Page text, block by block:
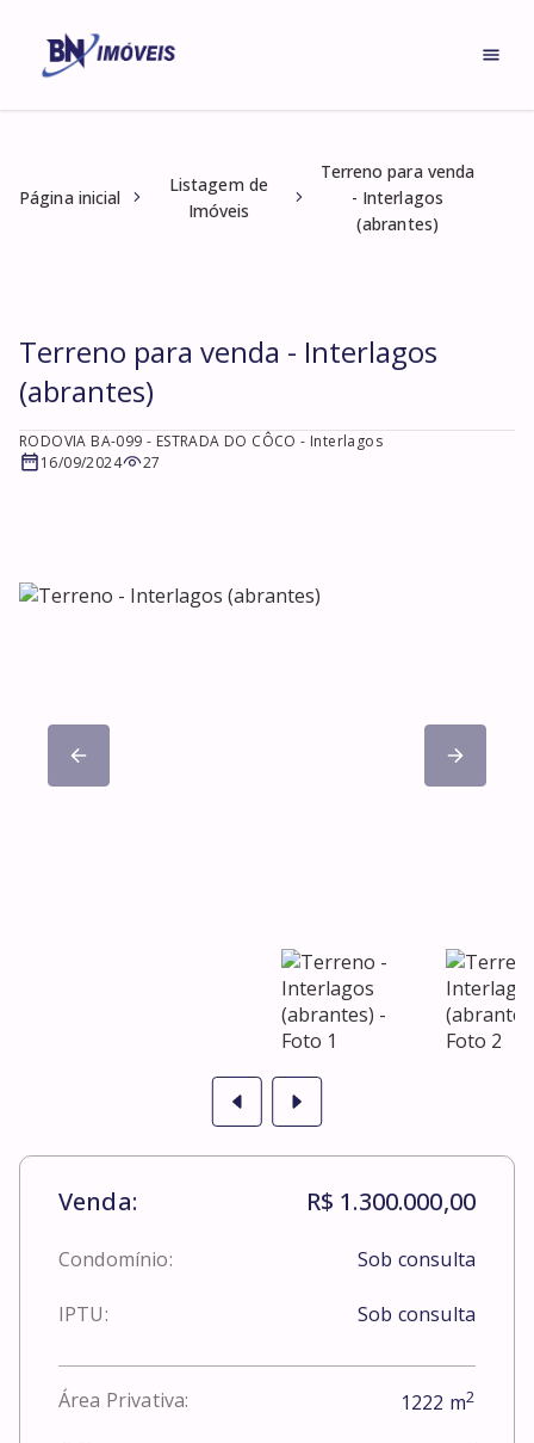
Página inicial
Listagem de
Imóveis
Terreno para venda
- Interlagos
(abrantes)
Terreno para venda - Interlagos
(abrantes)
RODOVIA BA-099 - ESTRADA DO CÔCO - Interlagos
16/09/2024
27
Venda: R$ 1.300.000,00
Condomínio: Sob consulta
IPTU: Sob consulta
Área Privativa: 1222 m2